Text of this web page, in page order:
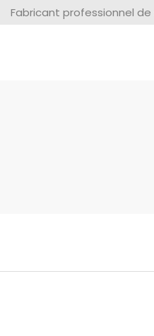
Fabricant professionnel